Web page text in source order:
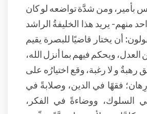
بأمير، ومن شدَّة تواضعه لو كان
منهم- يريد هذا الخليفةُ الراشد
أن يختار قاضيًا للبصرة يقيم
العدل، ويحكم فيهم بما أنزل الله،
رهبةٌ و لا رغبة، وقع اختيارُه على
فقهًا في الدين، وصلابةً في
السلوك، ووضاءةً في الفكر،